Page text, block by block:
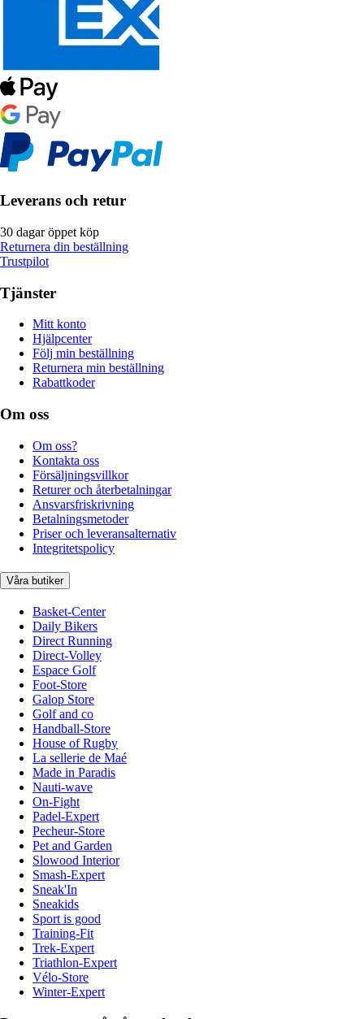
Leverans och retur
30 dagar öppet köp
Returnera din beställning
Trustpilot
Tjänster
Mitt konto
Hjälpcenter
Följ min beställning
Returnera min beställning
Rabattkoder
Om oss
Om oss?
Kontakta oss
Försäljningsvillkor
Returer och återbetalningar
Ansvarsfriskrivning
Betalningsmetoder
Priser och leveransalternativ
Integritetspolicy
Våra butiker
Basket-Center
Daily Bikers
Direct Running
Direct-Volley
Espace Golf
Foot-Store
Galop Store
Golf and co
Handball-Store
House of Rugby
La sellerie de Maé
Made in Paradis
Nauti-wave
On-Fight
Padel-Expert
Pecheur-Store
Pet and Garden
Slowood Interior
Smash-Expert
Sneak'In
Sneakids
Sport is good
Training-Fit
Trek-Expert
Triathlon-Expert
Vélo-Store
Winter-Expert